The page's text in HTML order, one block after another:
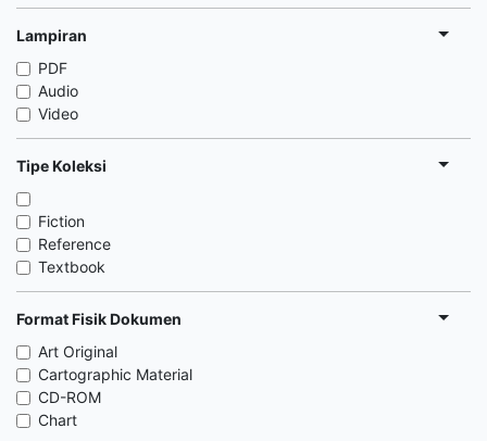
Lampiran
PDF
Audio
Video
Tipe Koleksi
Fiction
Reference
Textbook
Format Fisik Dokumen
Art Original
Cartographic Material
CD-ROM
Chart